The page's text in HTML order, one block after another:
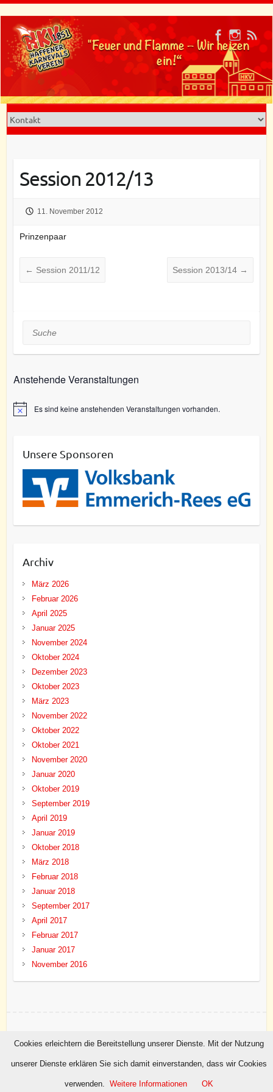
content
"Feuer und Flamme – Wir heizen
ein!“
Session 2012/13
11. November 2012
Prinzenpaar
← Session 2011/12 Session 2013/14 →
Suche
Anstehende Veranstaltungen
Es sind keine anstehenden Veranstaltungen vorhanden.
Unsere Sponsoren
Archiv
März 2026
Februar 2026
April 2025
Januar 2025
November 2024
Oktober 2024
Dezember 2023
Oktober 2023
März 2023
November 2022
Oktober 2022
Oktober 2021
November 2020
Januar 2020
Oktober 2019
September 2019
April 2019
Januar 2019
Oktober 2018
März 2018
Februar 2018
Januar 2018
September 2017
April 2017
Februar 2017
Januar 2017
November 2016
Copyright © 2026 Haffener Karnevals Verein (HKV) 1851 . Theme by Colorlib
Cookies erleichtern die Bereitstellung unserer Dienste. Mit der Nutzung
unserer Dienste erklären Sie sich damit einverstanden, dass wir Cookies
verwenden. Weitere Informationen OK